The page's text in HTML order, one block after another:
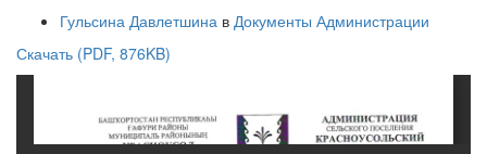
Гульсина Давлетшина в Документы Администрации
Скачать (PDF, 876KB)